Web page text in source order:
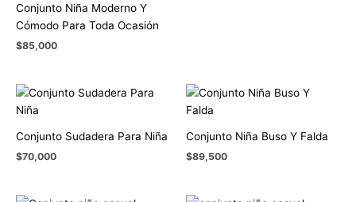
Conjunto Niña Moderno Y
Cómodo Para Toda Ocasión
$85,000
Conjunto Sudadera Para Niña
$70,000
Conjunto Niña Buso Y Falda
$89,500